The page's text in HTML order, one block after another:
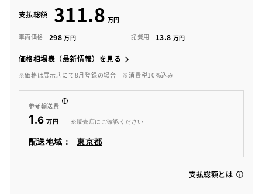
支払総額 311.8
車両価格 298 諸費用 13.8
価格相場表（最新情報）を見る
※価格は展示店にて8月登録の場合 ※消費税10%込み
参考輸送費
1.6 ※販売店にご確認ください
配送地域： 東京都
支払総額とは